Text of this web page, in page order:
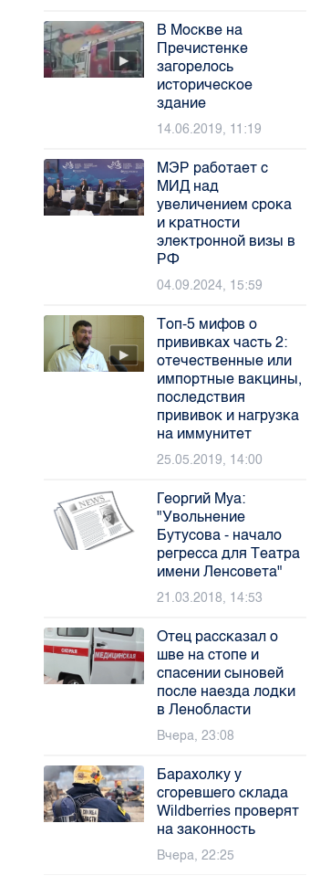
В Москве на
Пречистенке
загорелось
историческое
здание
14.06.2019, 11:19
МЭР работает с
МИД над
увеличением срока
и кратности
электронной визы в
РФ
04.09.2024, 15:59
Топ-5 мифов о
прививках часть 2:
отечественные или
импортные вакцины,
последствия
прививок и нагрузка
на иммунитет
25.05.2019, 14:00
Георгий Муа:
"Увольнение
Бутусова - начало
регресса для Театра
имени Ленсовета"
21.03.2018, 14:53
Отец рассказал о
шве на стопе и
спасении сыновей
после наезда лодки
в Ленобласти
Вчера, 23:08
Барахолку у
сгоревшего склада
Wildberries проверят
на законность
Вчера, 22:25